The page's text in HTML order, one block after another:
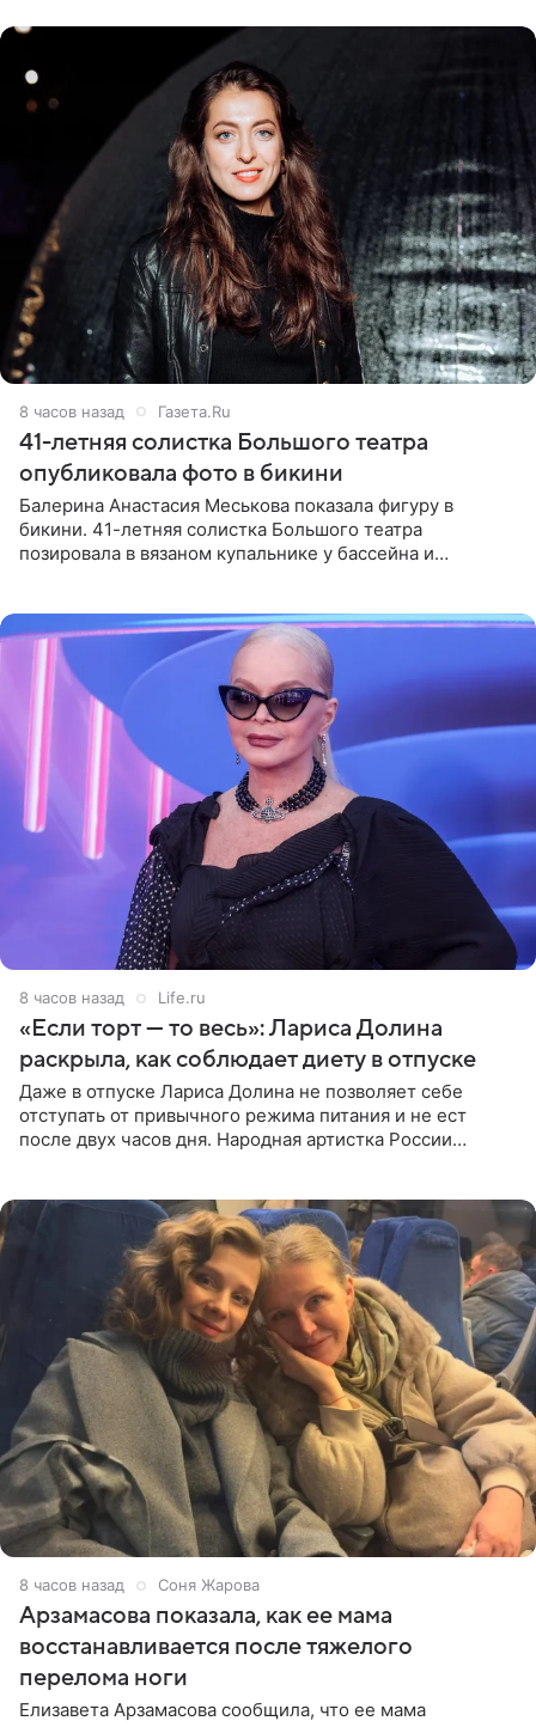
8 часов назад Газета.Ru
41-летняя солистка Большого театра
опубликовала фото в бикини
Балерина Анастасия Меськова показала фигуру в
бикини. 41-летняя солистка Большого театра
позировала в вязаном купальнике у бассейна и
8 часов назад Life.ru
«Если торт — то весь»: Лариса Долина
раскрыла, как соблюдает диету в отпуске
Даже в отпуске Лариса Долина не позволяет себе
отступать от привычного режима питания и не ест
после двух часов дня. Народная артистка России
8 часов назад Соня Жарова
Арзамасова показала, как ее мама
восстанавливается после тяжелого
перелома ноги
Елизавета Арзамасова сообщила, что ее мама